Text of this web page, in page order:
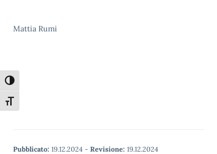
Attiva/disattiva alto contrasto
Attiva/disattiva dimensione testo
Mattia Rumi
Pubblicato: 19.12.2024 - Revisione: 19.12.2024